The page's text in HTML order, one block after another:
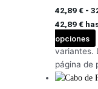
42,89€ -
42,89 €
opciones
variantes.
página de